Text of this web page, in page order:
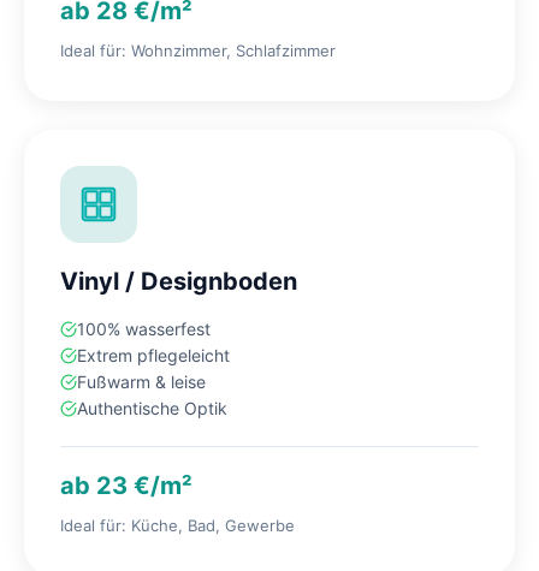
ab 28 €/m²
Ideal für: Wohnzimmer, Schlafzimmer
Vinyl / Designboden
100% wasserfest
Extrem pflegeleicht
Fußwarm & leise
Authentische Optik
ab 23 €/m²
Ideal für: Küche, Bad, Gewerbe